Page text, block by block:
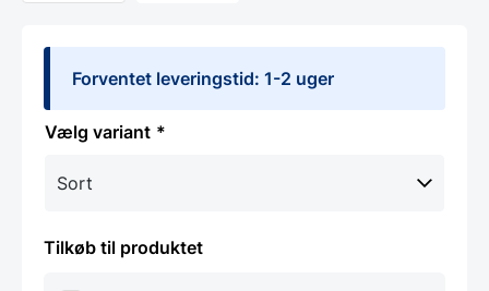
Forventet leveringstid: 1-2 uger
variant
Tilkøb til produktet